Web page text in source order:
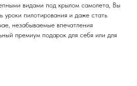
видами под крылом самолета, Вы
уроки пилотирования и даже стать
незабываемые впечатления
премиум подарок для себя или для